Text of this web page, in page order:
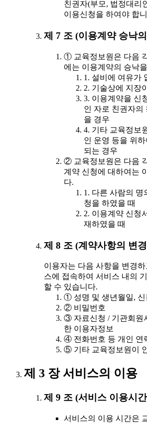
친권자(부모, 법정대리
이용신청을 하여야 합
제 7 조 (이용계약 승낙
① 교육정보원은 다음
에는 이용계약의 승낙
1. 설비에 여유가
2. 기술상에 지장
3. 이용계약을 신
인 자로 친권자의
을 경우
4. 기타 교육정보
인 운영 등을 위
되는 경우
② 교육정보원은 다음
계약 신청에 대하여는
다.
1. 다른 사람의 명
청을 하였을 때
2. 이용계약 신청
재하였을 때
제 8 조 (계약사항의 변
이용자는 다음 사항을 변경하
스에 접속하여 서비스 내의
할 수 있습니다.
① 성명 및 생년월일, 신
② 비밀번호
③ 자료신청 / 기관회원
한 이용자정보
④ 전화번호 등 개인 연
⑤ 기타 교육정보원이
제 3 장 서비스의 이용
제 9 조 (서비스 이용시
서비스의 이용 시간은